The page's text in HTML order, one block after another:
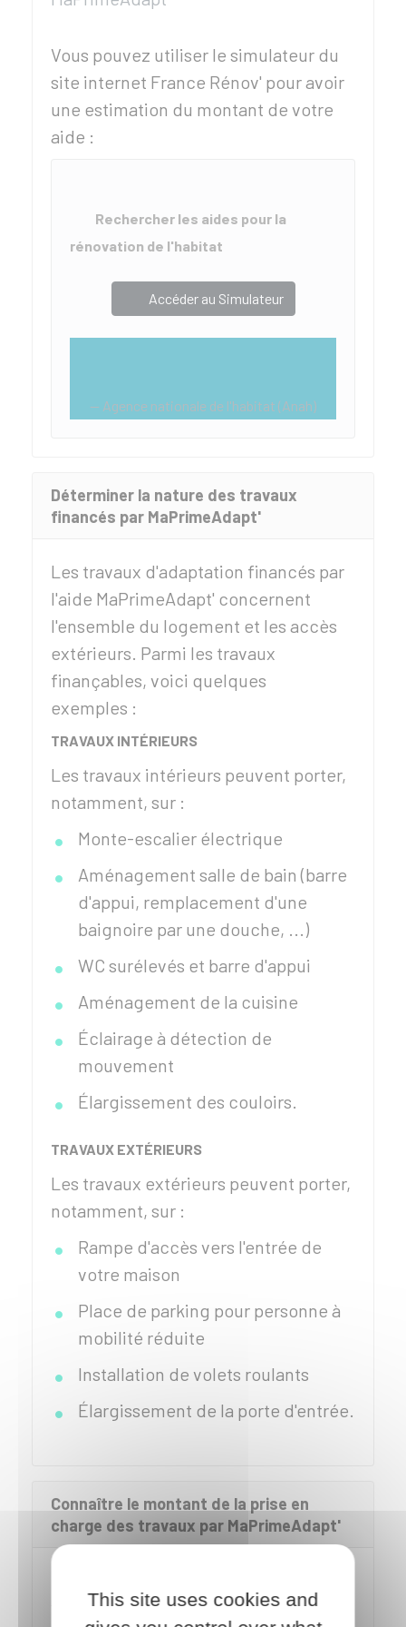
Vous pouvez utiliser le simulateur du
site internet France Rénov' pour avoir
une estimation du montant de votre
aide :
Rechercher les aides pour la
rénovation de l'habitat
Accéder au Simulateur
Agence nationale de l'habitat (Anah)
Déterminer la nature des travaux
financés par MaPrimeAdapt'
Les travaux d'adaptation financés par
l'aide MaPrimeAdapt' concernent
l'ensemble du logement et les accès
extérieurs. Parmi les travaux
finançables, voici quelques
exemples :
TRAVAUX INTÉRIEURS
Les travaux intérieurs peuvent porter,
notamment, sur :
Monte-escalier électrique
Aménagement salle de bain (barre
d'appui, remplacement d'une
baignoire par une douche, ...)
WC surélevés et barre d'appui
Aménagement de la cuisine
Éclairage à détection de
mouvement
Élargissement des couloirs.
TRAVAUX EXTÉRIEURS
Les travaux extérieurs peuvent porter,
notamment, sur :
Rampe d'accès vers l'entrée de
votre maison
Place de parking pour personne à
mobilité réduite
Installation de volets roulants
Élargissement de la porte d'entrée.
Connaître le montant de la prise en
charge des travaux par MaPrimeAdapt'
vos travaux dépend de vos
This site uses cookies and